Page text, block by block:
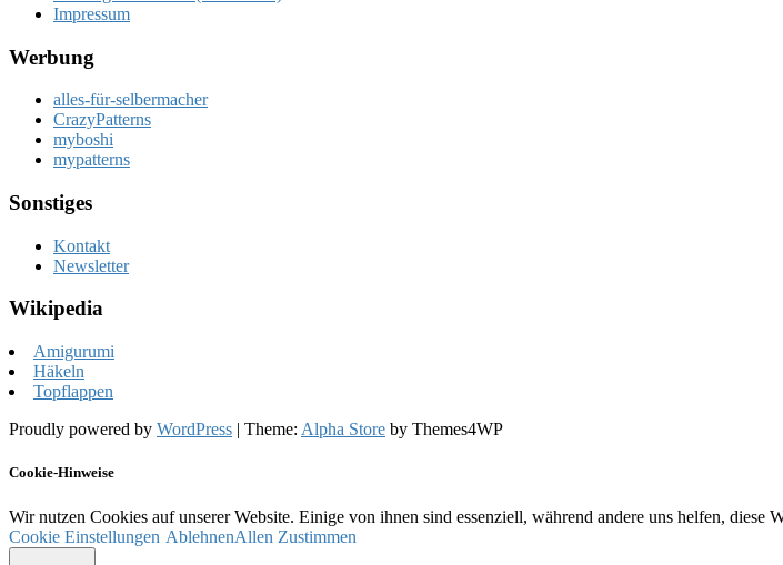
Impressum
Werbung
alles-für-selbermacher
CrazyPatterns
myboshi
mypatterns
Sonstiges
Kontakt
Newsletter
Wikipedia
Amigurumi
Häkeln
Topflappen
Proudly powered by WordPress | Theme: Alpha Store by Themes4WP
Cookie-Hinweise
Wir nutzen Cookies auf unserer Website. Einige von ihnen sind essenziell, während andere uns helfen, diese
Cookie Einstellungen AblehnenAllen Zustimmen